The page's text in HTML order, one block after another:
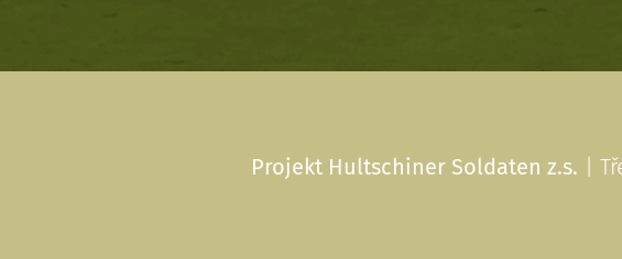
Projekt Hultschiner Soldaten z.s. |